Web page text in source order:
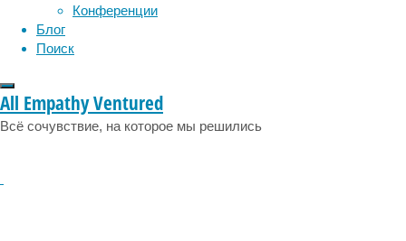
Конференции
Блог
Поиск
All Empathy Ventured
Всё сочувствие, на которое мы решились
Суть